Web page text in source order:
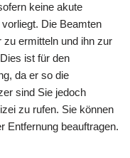
keine akute
Die Beamten
zu ermitteln und ihn zur
ist für den
da er so die
sind Sie jedoch
zu rufen. Sie können
Entfernung beauftragen.